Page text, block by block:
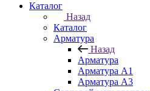
Каталог
Назад
Каталог
Арматура
Назад
Арматура
Арматура A1
Арматура А3